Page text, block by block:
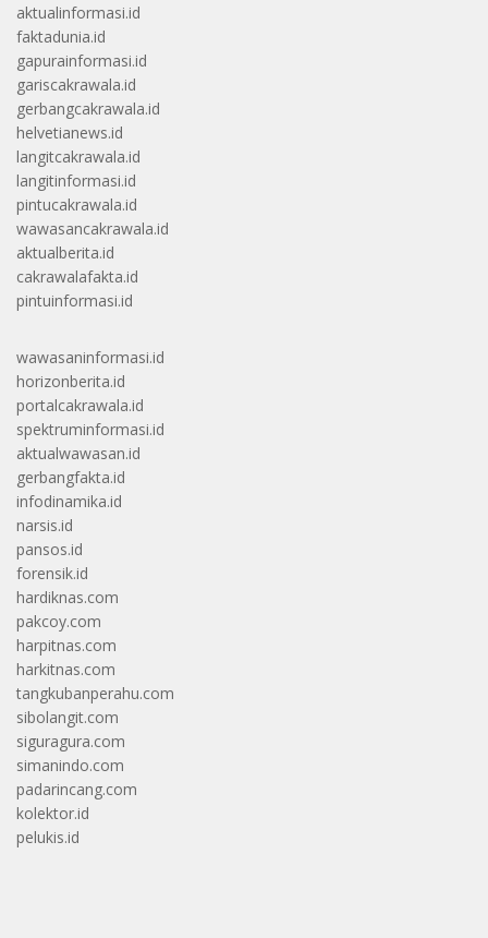
aktualinformasi.id
faktadunia.id
gapurainformasi.id
gariscakrawala.id
gerbangcakrawala.id
helvetianews.id
langitcakrawala.id
langitinformasi.id
pintucakrawala.id
wawasancakrawala.id
aktualberita.id
cakrawalafakta.id
pintuinformasi.id
wawasaninformasi.id
horizonberita.id
portalcakrawala.id
spektruminformasi.id
aktualwawasan.id
gerbangfakta.id
infodinamika.id
narsis.id
pansos.id
forensik.id
hardiknas.com
pakcoy.com
harpitnas.com
harkitnas.com
tangkubanperahu.com
sibolangit.com
siguragura.com
simanindo.com
padarincang.com
kolektor.id
pelukis.id